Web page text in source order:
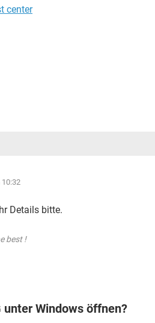
center
10:32
Details bitte.
best !
unter Windows öffnen?